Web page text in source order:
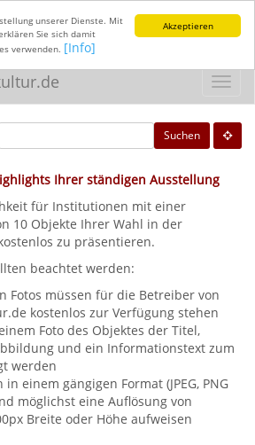
Akzeptieren
unserer Dienste. Mit
Sie sich damit
verwenden. [Info]
Suchen
Ihrer ständigen Ausstellung
für Institutionen mit einer
10 Objekte Ihrer Wahl in der
zu präsentieren.
beachtet werden:
Fotos müssen für die Betreiber von
kostenlos zur Verfügung stehen
Foto des Objektes der Titel,
und ein Informationstext zum
werden
einem gängigen Format (JPEG, PNG
möglichst eine Auflösung von
Breite oder Höhe aufweisen